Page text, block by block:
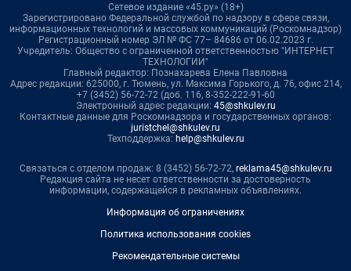
Сетевое издание «45.ру» (18+)
Зарегистрировано Федеральной службой по надзору в сфере связи,
информационных технологий и массовых коммуникаций (Роскомнадзор)
Регистрационный номер ЭЛ № ФС 77– 84686 от 06.02.2023 г.
Учредитель: Общество с ограниченной ответственностью "ИНТЕРНЕТ
ТЕХНОЛОГИИ"
Главный редактор: Познахарева Елена Павловна
Адрес редакции: 625000, г. Тюмень, ул. Максима Горького, д. 76, офис 214,
+7 (3452) 56-72-72 (доб. 116, 8-352-222-91-60
Электронный адрес редакции: 45@shkulev.ru
Контактные данные для Роскомнадзора и государственных органов:
juristchel@shkulev.ru
Техподдержка: help@shkulev.ru
Связаться с отделом продаж: 8 (3452) 56-72-72, reklama45@shkulev.ru
Редакция сайта не несет ответственности за достоверность
информации, содержащейся в рекламных объявлениях.
Информация об ограничениях
Политика использования cookies
Рекомендательные системы